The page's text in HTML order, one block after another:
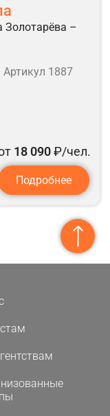
Золотарёва –
Артикул 1887
18 090₽/чел.
Подробнее